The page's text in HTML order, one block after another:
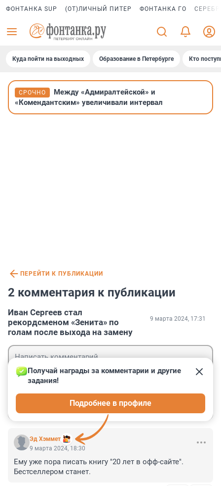
ФОНТАНКА SUP (ОТ)ЛИЧНЫЙ ПИТЕР ФОНТАНКА ГО
Куда пойти на выходных Образование в Петербурге Кто
СРОЧНО
Между «Адмиралтейской» и
«Комендантским» увеличивали интервал
ПЕРЕЙТИ К ПУБЛИКАЦИИ
2 комментария к публикации
Иван Сергеев стал
рекордсменом «Зенита» по
голам после выхода на замену
9 марта 2024, 17:31
Эд Хэммет
Получай награды за комментарии и другие
задания!
Подробнее в профиле
9 марта 2024, 18:30
Ему уже пора писать книгу "20 лет в офф-сайте".
Бестселлером станет.